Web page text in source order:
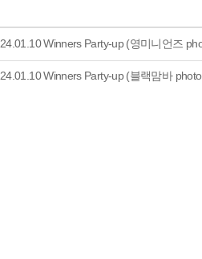
24.01.10 Winners Party-up (영미니언즈
24.01.10 Winners Party-up (블랙맘바